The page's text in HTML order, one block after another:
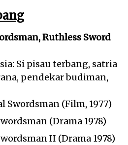
Ruthless Sword
Si pisau terbang, satria
pendekar budiman,
Swordsman (Film, 1977)
(Drama 1978)
II (Drama 1978)